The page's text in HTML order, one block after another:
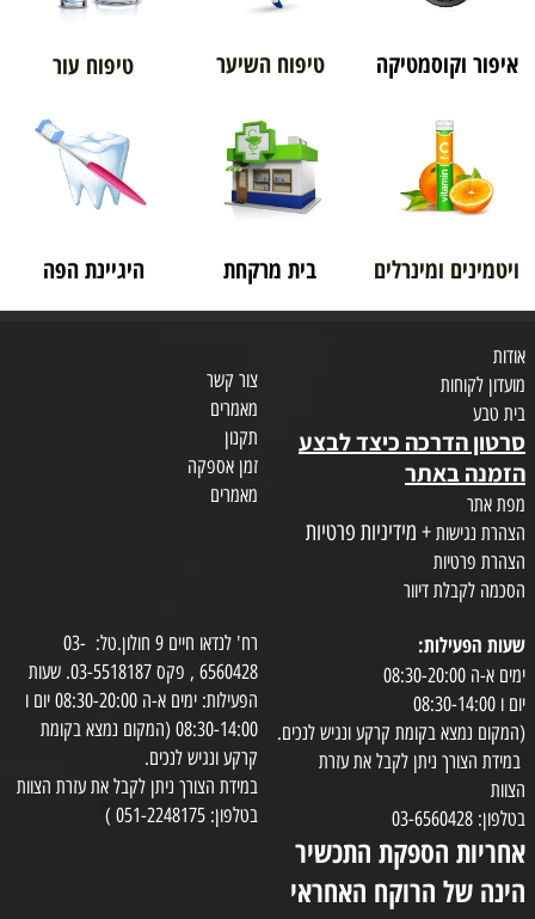
איפור וקוסמטיקה טיפוח השיער טיפוח עור
ויטמינים ומינרלים בית מרקחת היגיינת הפה
אודות
מועדון לקוחות
בית טבע
סרטון הדרכה כיצד לבצע
הזמנה באתר
מפת אתר
הצהרת נגישות + מידיניות פרטיות
הצהרת פרטיות
הסכמה לקבלת דיוור
צור קשר
מאמרים
תקנון
זמן אספקה
מאמרים
שעות הפעילות:
ימים א-ה 08:30-20:00
יום ו 08:30-14:00
(המקום נמצא בקומת קרקע ונגיש לנכים.
במידת הצורך ניתן לקבל את עזרת
הצוות
בטלפון: 03-6560428
אחריות הספקת התכשיר
הינה של הרוקח האחראי
רח' לנדאו חיים 9 חולון.טל: 03-
6560428 , פקס 03-5518187. שעות
הפעילות: ימים א-ה 08:30-20:00 יום ו
08:30-14:00 (המקום נמצא בקומת
קרקע ונגיש לנכים.
במידת הצורך ניתן לקבל את עזרת הצוות
בטלפון: 051-2248175 )